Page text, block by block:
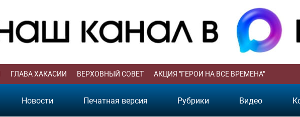
ГЛАВА ХАКАСИИ ВЕРХОВНЫЙ СОВЕТ АКЦИЯ "ГЕРОИ НА ВСЕ ВРЕМЕНА"
Новости Печатная версия Рубрики Видео